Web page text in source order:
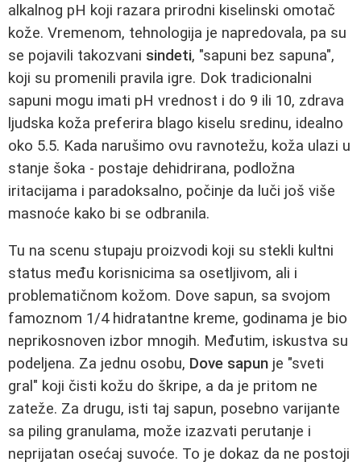
alkalnog pH koji razara prirodni kiselinski omotač
kože. Vremenom, tehnologija je napredovala, pa su
se pojavili takozvani sindeti, "sapuni bez sapuna",
koji su promenili pravila igre. Dok tradicionalni
sapuni mogu imati pH vrednost i do 9 ili 10, zdrava
ljudska koža preferira blago kiselu sredinu, idealno
oko 5.5. Kada narušimo ovu ravnotežu, koža ulazi u
stanje šoka - postaje dehidrirana, podložna
iritacijama i paradoksalno, počinje da luči još više
masnoće kako bi se odbranila.
Tu na scenu stupaju proizvodi koji su stekli kultni
status među korisnicima sa osetljivom, ali i
problematičnom kožom. Dove sapun, sa svojom
famoznom 1/4 hidratantne kreme, godinama je bio
neprikosnoven izbor mnogih. Međutim, iskustva su
podeljena. Za jednu osobu, Dove sapun je "sveti
gral" koji čisti kožu do škripe, a da je pritom ne
zateže. Za drugu, isti taj sapun, posebno varijante
sa piling granulama, može izazvati perutanje i
neprijatan osećaj suvoće. To je dokaz da ne postoji